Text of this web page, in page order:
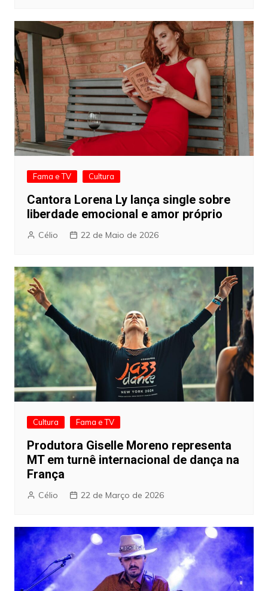
Fama e TV Cultura
Cantora Lorena Ly lança single sobre
liberdade emocional e amor próprio
Célio 22 de Maio de 2026
Cultura Fama e TV
Produtora Giselle Moreno representa
MT em turnê internacional de dança na
França
Célio 22 de Março de 2026